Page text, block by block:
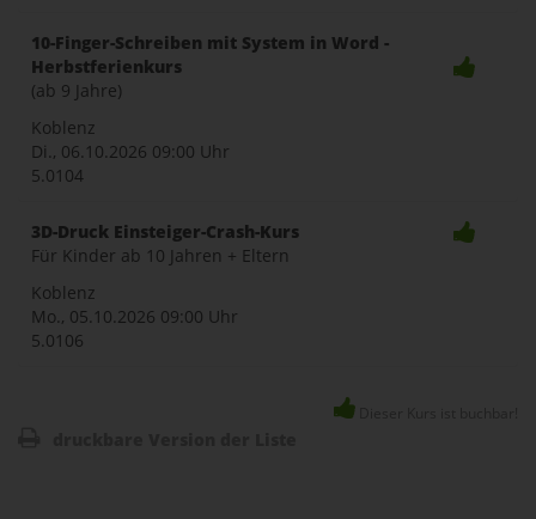
10-Finger-Schreiben mit System in Word -
Herbstferienkurs
(ab 9 Jahre)
Koblenz
Di., 06.10.2026 09:00 Uhr
5.0104
3D-Druck Einsteiger-Crash-Kurs
Für Kinder ab 10 Jahren + Eltern
Koblenz
Mo., 05.10.2026 09:00 Uhr
5.0106